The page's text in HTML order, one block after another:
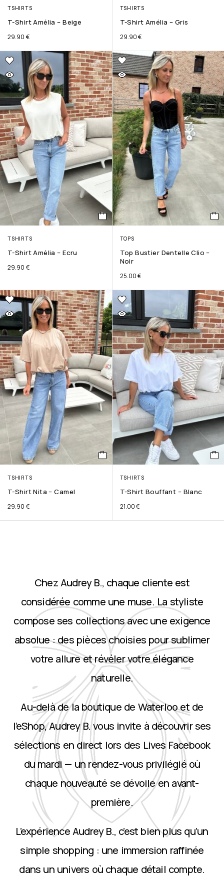
TSHIRTS
T-Shirt Amélia – Beige
29.90 €
TSHIRTS
T-Shirt Amélia – Gris
29.90€
TSHIRTS
T-Shirt Amélia – Ecru
29.90 €
TOPS
Top Bustier Dentelle Clio –
Noir
25.00€
TSHIRTS
T-Shirt Nita – Camel
29.90 €
TSHIRTS
T-Shirt Bouffant – Blanc
21.00€
Chez Audrey B., chaque cliente est
considérée comme une muse. La styliste
compose ses collections avec une exigence
absolue : des pièces choisies pour sublimer
votre allure et révéler votre élégance
naturelle.
Au-delà de la boutique de Waterloo et de
l’eShop, Audrey B. vous invite à découvrir ses
sélections en direct lors des Lives Facebook
du mardi — un rendez-vous privilégié où
chaque nouveauté se dévoile en avant-
première.
L’expérience Audrey B., c’est bien plus qu’un
simple shopping : une immersion raffinée
dans un univers où chaque détail compte.